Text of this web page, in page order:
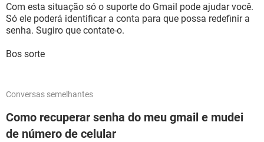
Com esta situação só o suporte do Gmail pode ajudar você.
Só ele poderá identificar a conta para que possa redefinir a
senha. Sugiro que contate-o.
Bos sorte
Conversas semelhantes
Como recuperar senha do meu gmail e mudei
de número de celular